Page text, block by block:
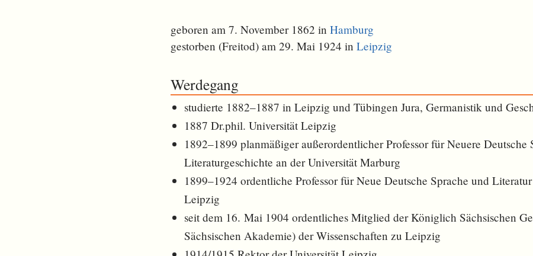
geboren am 7. November 1862 in Hamburg
gestorben (Freitod) am 29. Mai 1924 in Leipzig
Werdegang
studierte 1882–1887 in Leipzig und Tübingen Jura, Germanistik und
1887 Dr.phil. Universität Leipzig
1892–1899 planmäßiger außerordentlicher Professor für Neuere Deutsche
Literaturgeschichte an der Universität Marburg
1899–1924 ordentliche Professor für Neue Deutsche Sprache und
Leipzig
seit dem 16. Mai 1904 ordentliches Mitglied der Königlich Sächsischen
Sächsischen Akademie) der Wissenschaften zu Leipzig